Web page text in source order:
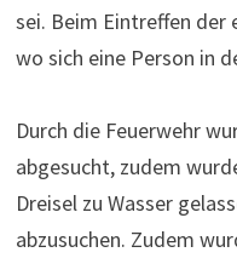
sei. Beim Eintreffen der
wo sich eine Person in
Durch die Feuerwehr
abgesucht, zudem
Dreisel zu Wasser
abzusuchen. Zudem